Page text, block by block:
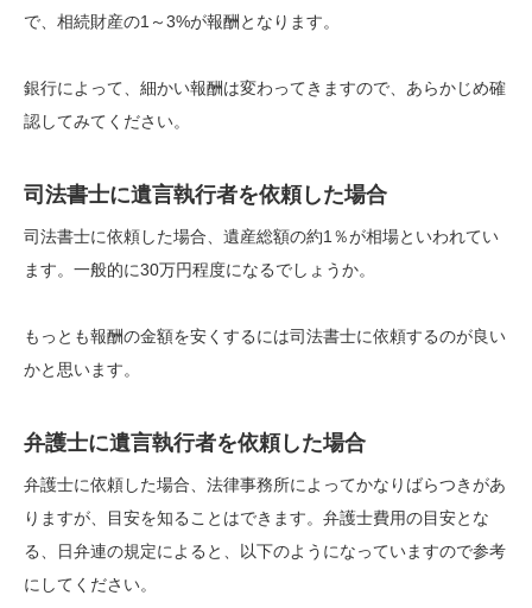
で、相続財産の1～3%が報酬となります。
銀行によって、細かい報酬は変わってきますので、あらかじめ確
認してみてください。
司法書士に遺言執行者を依頼した場合
司法書士に依頼した場合、遺産総額の約1％が相場といわれてい
ます。一般的に30万円程度になるでしょうか。
もっとも報酬の金額を安くするには司法書士に依頼するのが良い
かと思います。
弁護士に遺言執行者を依頼した場合
弁護士に依頼した場合、法律事務所によってかなりばらつきがあ
りますが、目安を知ることはできます。弁護士費用の目安とな
る、日弁連の規定によると、以下のようになっていますので参考
にしてください。